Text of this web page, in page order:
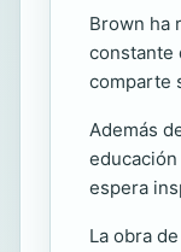
Brown ha
constante
comparte
Además
espera
La obra